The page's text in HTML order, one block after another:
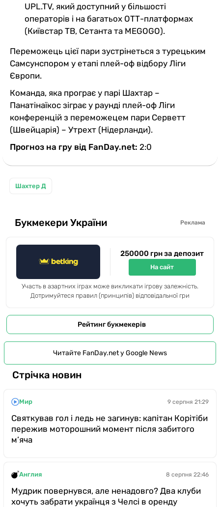
UPL.TV, який доступний у більшості
операторів і на багатьох ОТТ-платформах
(Київстар ТВ, Сетанта та MEGOGO).
Переможець цієї пари зустрінеться з турецьким
Самсунспором у етапі плей-оф відбору Ліги
Європи.
Команда, яка програє у парі Шахтар –
Панатінаїкос зіграє у раунді плей-оф Ліги
конференцій з переможецем пари Серветт
(Швейцарія) – Утрехт (Нідерланди).
Прогноз на гру від FanDay.net: 2:0
Шахтер Д
Букмекери України Реклама
250000 грн за депозит
На сайт
Участь в азартних іграх може викликати ігрову залежність.
Дотримуйтеся правил (принципів) відповідальної гри
Рейтинг букмекерів
Читайте FanDay.net у Google News
Стрічка новин
Мир 9 серпня 21:29
Святкував гол і ледь не загинув: капітан Корітіби
пережив моторошний момент після забитого
м’яча
Англия 8 серпня 22:46
Мудрик повернувся, але ненадовго? Два клуби
хочуть забрати українця з Челсі в оренду